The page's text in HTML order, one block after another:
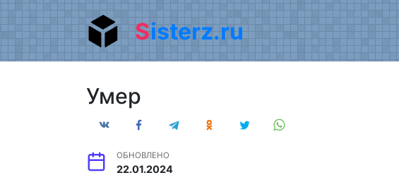
Перейти
к
содержанию
Sisterz.ru
Умер
ОБНОВЛЕНО
22.01.2024